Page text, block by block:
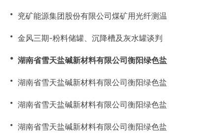
・ 兖矿能源集团股份有限公司煤矿用光纤测温
・ 金风三期-粉料储罐、沉降槽及灰水罐谈判
・ 湖南省雪天盐碱新材料有限公司衡阳绿色盐
・ 湖南省雪天盐碱新材料有限公司衡阳绿色盐
・ 湖南省雪天盐碱新材料有限公司衡阳绿色盐
・ 湖南省雪天盐碱新材料有限公司衡阳绿色盐